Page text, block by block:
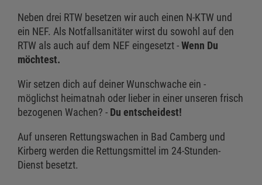
Neben drei RTW besetzen wir auch einen N-KTW und
ein NEF. Als Notfallsanitäter wirst du sowohl auf den
RTW als auch auf dem NEF eingesetzt -Wenn Du
möchtest.
Wir setzen dich auf deiner Wunschwache ein -
möglichst heimatnah oder lieber in einer unseren frisch
bezogenen Wachen? - Du entscheidest!
Auf unseren Rettungswachen in Bad Camberg und
Kirberg werden die Rettungsmittel im 24-Stunden-
Dienst besetzt.